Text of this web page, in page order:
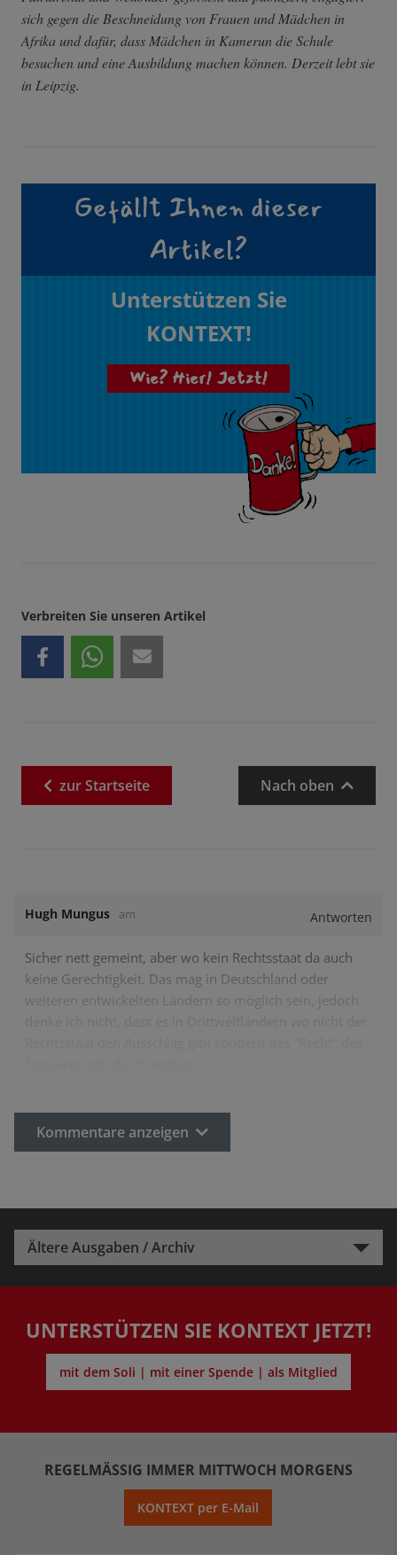
sich gegen die Beschneidung von Frauen und Mädchen in
Afrika und dafür, dass Mädchen in Kamerun die Schule
besuchen und eine Ausbildung machen können. Derzeit lebt sie
in Leipzig.
Gefällt Ihnen dieser
Artikel?
Unterstützen Sie
KONTEXT!
Wie? Hier! Jetzt!
Verbreiten Sie unseren Artikel
zurStartseite Nach oben
Hugh Mungus am Antworten
Sicher nett gemeint, aber wo kein Rechtsstaat da auch
keine Gerechtigkeit. Das mag in Deutschland oder
weiteren entwickelten Ländern so möglich sein, jedoch
Kommentare anzeigen
Ältere Ausgaben / Archiv
UNTERSTÜTZEN SIE KONTEXT JETZT!
mit dem Soli | mit einer Spende | als Mitglied
REGELMÄSSIG IMMER MITTWOCH MORGENS
KONTEXT per E-Mail